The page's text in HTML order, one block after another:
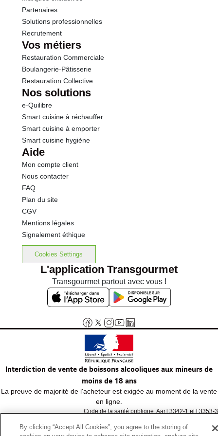
Sel
Partenaires
Solutions professionnelles
Recrutement
Vos métiers
Restauration Commerciale
Boulangerie-Pâtisserie
Restauration Collective
Nos solutions
e-Quilibre
Smart cuisine à réchauffer
Smart cuisine à emporter
Smart cuisine hygiène
Aide
Mon compte client
Nous contacter
FAQ
Plan du site
CGV
Mentions légales
Signalement éthique
Cookies Settings
L'application Transgourmet
Transgourmet partout avec vous !
Interdiction de vente de boissons alcooliques aux mineurs de
moins de 18 ans
La preuve de majorité de l'acheteur est exigée au moment de la vente
en ligne.
Code de la santé publique, Aar.l.3342-1 et l.3353-3
By clicking “Accept All Cookies”, you agree to the storing of